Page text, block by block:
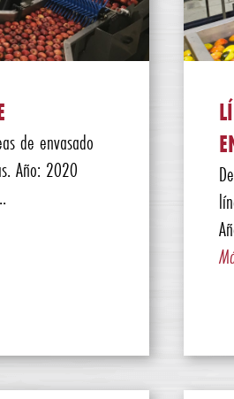
de envasado
Año: 2020